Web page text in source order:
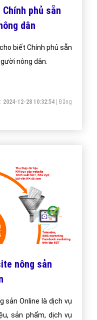
phủ sẵn
dân
biết Chính phủ sẵn
nông dân.
2024-12-28 10:32:54|Đăng
nông sản
sản Online là dịch vụ
sản phẩm, dịch vụ